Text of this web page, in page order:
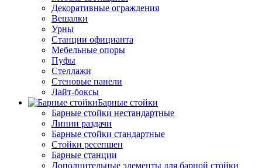
Декоративные ограждения
Вешалки
Урны
Станции официанта
Мебельные опоры
Пуфы
Стеллажи
Стеновые панели
Лайт-боксы
Барные стойки
Барные стойки нестандартные
Линии раздачи
Барные стойки стандартные
Стойки ресепшен
Барные станции
Дополнительные элементы для барной стойки